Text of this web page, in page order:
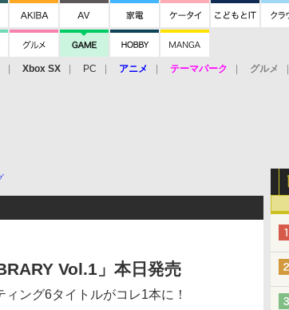
Xbox SX PC アニメ テーマパーク グルメ
Vol.1」本日発売
ング6タイトルがコレ1本に！